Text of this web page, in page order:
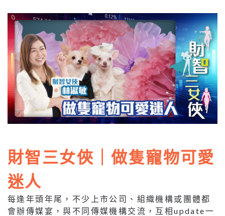
財智三女俠｜做隻寵物可愛
迷人
每逢年頭年尾，不少上市公司、組織機構或團體都
會辦傳媒宴，與不同傳媒機構交流，互相update一